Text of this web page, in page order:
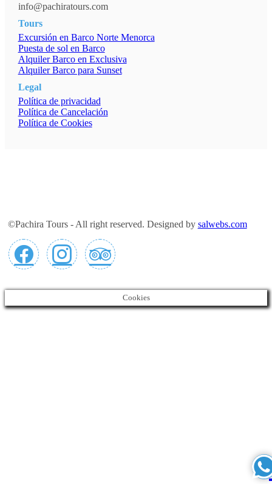
info@pachiratours.com
Tours
Excursión en Barco Norte Menorca
Puesta de sol en Barco
Alquiler Barco en Exclusiva
Alquiler Barco para Sunset
Legal
Política de privacidad
Política de Cancelación
Política de Cookies
©Pachira Tours - All right reserved. Designed by salwebs.com
Cookies